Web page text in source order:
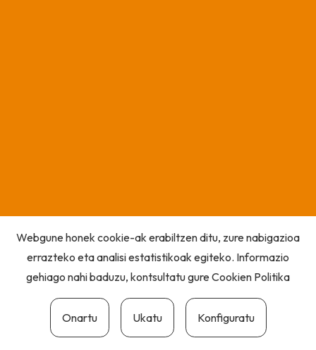
Webgune honek cookie-ak erabiltzen ditu, zure nabigazioa
errazteko eta analisi estatistikoak egiteko. Informazio
gehiago nahi baduzu, kontsultatu gureCookien Politika
Onartu Ukatu Konfiguratu